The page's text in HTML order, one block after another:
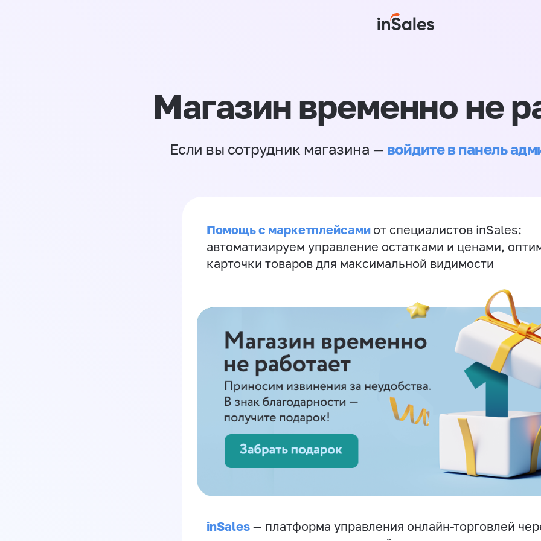
Магазин временно не
Если вы сотрудник магазина — войдите в панель
Помощь с маркетплейсами от специалистов inSales:
автоматизируем управление остатками и ценами,
карточки товаров для максимальной видимости
inSales — платформа управления онлайн-торговлей